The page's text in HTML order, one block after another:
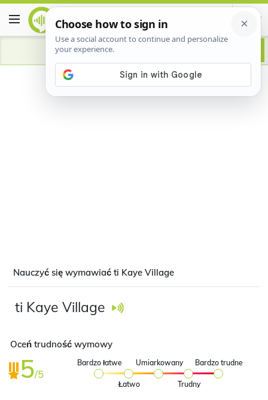
Advertisement
Nauczyć się wymawiać ti Kaye Village
ti Kaye Village
Oceń trudność wymowy
5/5
Bardzo łatwe
Łatwo
Umiarkowany
Trudny
Bardzo trudne